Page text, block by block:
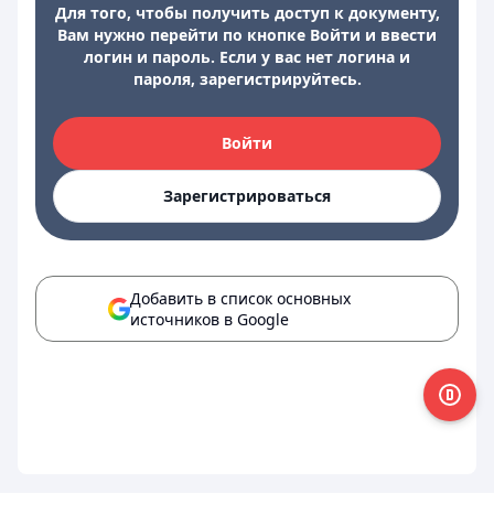
Для того, чтобы получить доступ к документу,
Вам нужно перейти по кнопке Войти и ввести
логин и пароль. Если у вас нет логина и
пароля, зарегистрируйтесь.
Войти
Зарегистрироваться
Добавить в список основных
источников в Google